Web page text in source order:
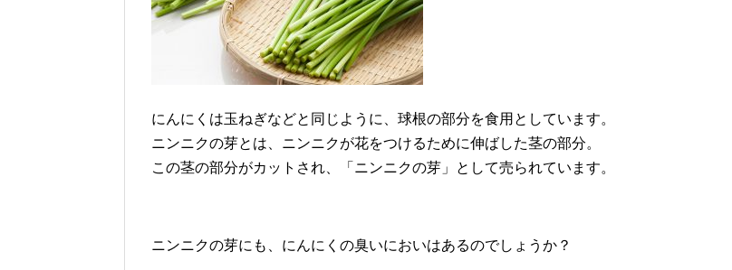
にんにくは玉ねぎなどと同じように、 球根の部分を食用としています。
ニンニクの芽とは、ニンニクが花をつけるために伸ばした茎の部分。
この茎の部分がカットされ、「ニンニクの芽」として売られています。
ニンニクの芽にも、にんにくの臭いにおいはあるのでしょうか？